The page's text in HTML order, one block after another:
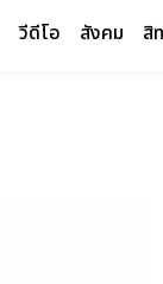
วีดีโอ สังคม สิ